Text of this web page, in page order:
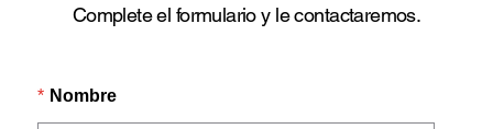
Complete el formulario y le contactaremos.